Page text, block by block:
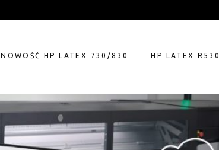
NOWOŚĆ HP LATEX 730/830 HP LATEX R530